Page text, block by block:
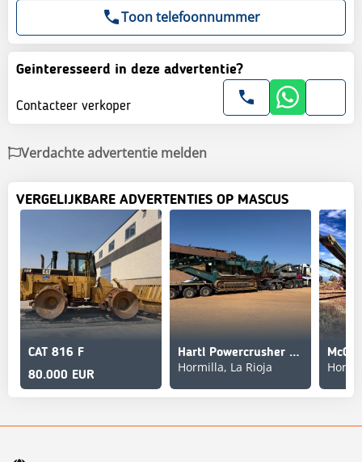
Toon telefoonnummer
Geinteresseerd in deze advertentie?
Contacteer verkoper
Verdachte advertentie melden
VERGELIJKBARE ADVERTENTIES OP MASCUS
CAT 816 F
80.000 EUR
Hartl Powercrusher PC16/10
Hormilla, La Rioja